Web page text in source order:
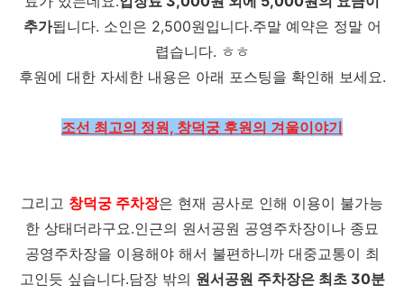
추가됩니다. 소인은 2,500원입니다.주말 예약은 정말 어
렵습니다. ㅎㅎ
후원에 대한 자세한 내용은 아래 포스팅을 확인해 보세요.
조선 최고의 정원, 창덕궁 후원의 겨울이야기
그리고 창덕궁 주차장은 현재 공사로 인해 이용이 불가능
한 상태더라구요.인근의 원서공원 공영주차장이나 종묘
공영주차장을 이용해야 해서 불편하니까 대중교통이 최
고인듯 싶습니다.담장 밖의 원서공원 주차장은 최초 30분